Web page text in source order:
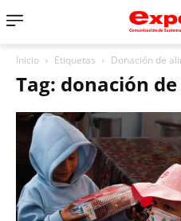
Inicio Etiquetas Donación de
Tag: donación